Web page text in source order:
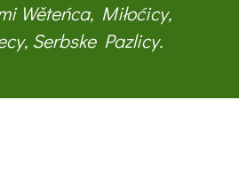
Wěteńca, Miłoćicy,
Serbske Pazlicy.